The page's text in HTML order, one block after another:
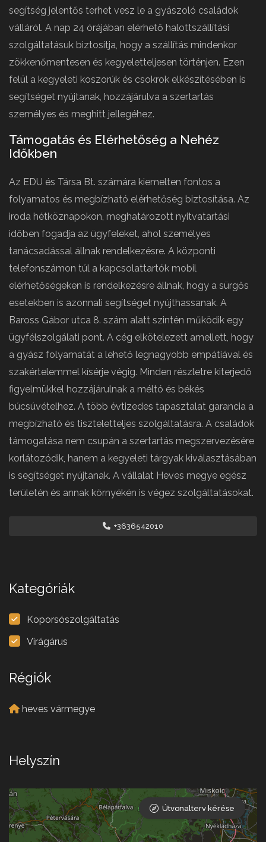
segítség jelentős terhet vesz le a gyászoló családok
válláról. A nap 24 órájában elérhető halottszállítási
szolgáltatásuk biztosítja, hogy a szállítás mindenkor
zökkenőmentesen és kegyeletteljesen történjen. Ezen
felül a kegyeleti koszorúk és csokrok elkészítésében is
segítséget nyújtanak, hozzájárulva a szertartás
személyes és meghitt jellegéhez.
Támogatás és Elérhetőség a Nehéz
Időkben
Az EDU és Társa Bt. számára kiemelten fontos a
folyamatos és megbízható elérhetőség biztosítása. Az
iroda hétköznapokon, meghatározott nyitvatartási
időben fogadja az ügyfeleket, ahol személyes
tanácsadással állnak rendelkezésre. A központi
telefonszámon túl a kapcsolattartók mobil
elérhetőségeken is rendelkezésre állnak, hogy a sürgős
esetekben is azonnali segítséget nyújthassanak. A
Baross Gábor utca 8. szám alatt szintén működik egy
ügyfélszolgálati pont. A cég elkötelezett amellett, hogy
a gyász folyamatát a lehető legnagyobb empátiával és
szakértelemmel kísérje végig. Minden részletre kiterjedő
figyelmükkel hozzájárulnak a méltó és békés
búcsúvételhez. A több évtizedes tapasztalat garancia a
megbízható és tiszteletteljes szolgáltatásra. A családok
támogatása nem csupán a szertartás megszervezésére
korlátozódik, hanem a kegyeleti tárgyak kiválasztásában
is segítséget nyújtanak. A vállalat Heves megye egész
területén és annak környékén is végez szolgáltatásokat.
+3636542010
Kategóriák
Koporsószolgáltatás
Virágárus
Régiók
heves vármegye
Helyszín
Útvonalterv kérése